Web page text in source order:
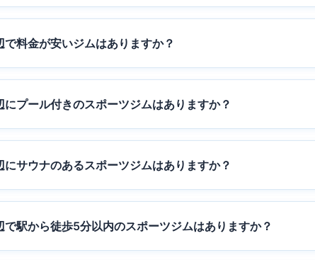
で料金が安いジムはありますか？
にプール付きのスポーツジムはありますか？
にサウナのあるスポーツジムはありますか？
で駅から徒歩5分以内のスポーツジムはありますか？